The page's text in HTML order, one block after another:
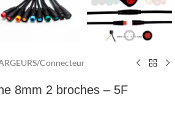
/Connecteur
8mm 2 broches – 5F